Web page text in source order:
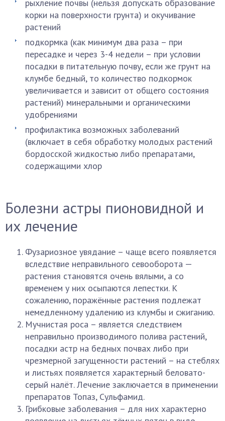
рыхление почвы (нельзя допускать образование
корки на поверхности грунта) и окучивание
растений
подкормка (как минимум два раза – при
пересадке и через 3-4 недели – при условии
посадки в питательную почву, если же грунт на
клумбе бедный, то количество подкормок
увеличивается и зависит от общего состояния
растений) минеральными и органическими
удобрениями
профилактика возможных заболеваний
(включает в себя обработку молодых растений
бордосской жидкостью либо препаратами,
содержащими хлор
Болезни астры пионовидной и
их лечение
Фузариозное увядание – чаще всего появляется
вследствие неправильного севооборота —
растения становятся очень вялыми, а со
временем у них осыпаются лепестки. К
сожалению, поражённые растения подлежат
немедленному удалению из клумбы и сжиганию.
Мучнистая роса – является следствием
неправильно производимого полива растений,
посадки астр на бедных почвах либо при
чрезмерной загущенности растений – на стеблях
и листьях появляется характерный беловато-
серый налёт. Лечение заключается в применении
препаратов Топаз, Сульфамид.
Грибковые заболевания – для них характерно